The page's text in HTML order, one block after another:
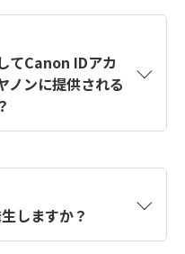
メラ】Canon IDとは
成方法は？をご確認く
てCanon IDアカ
ノンに提供される
ます。アカウントを
この情報を使用して
を入力します。
しますか？